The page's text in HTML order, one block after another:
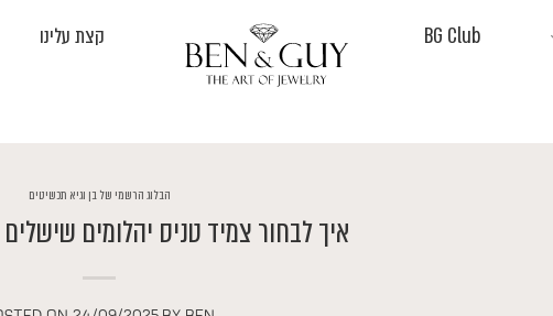
BG Club קצת עלינו
הבלוג הרשמי של בן וגיא תכשיטים
איך לבחור צמיד טניס יהלומים